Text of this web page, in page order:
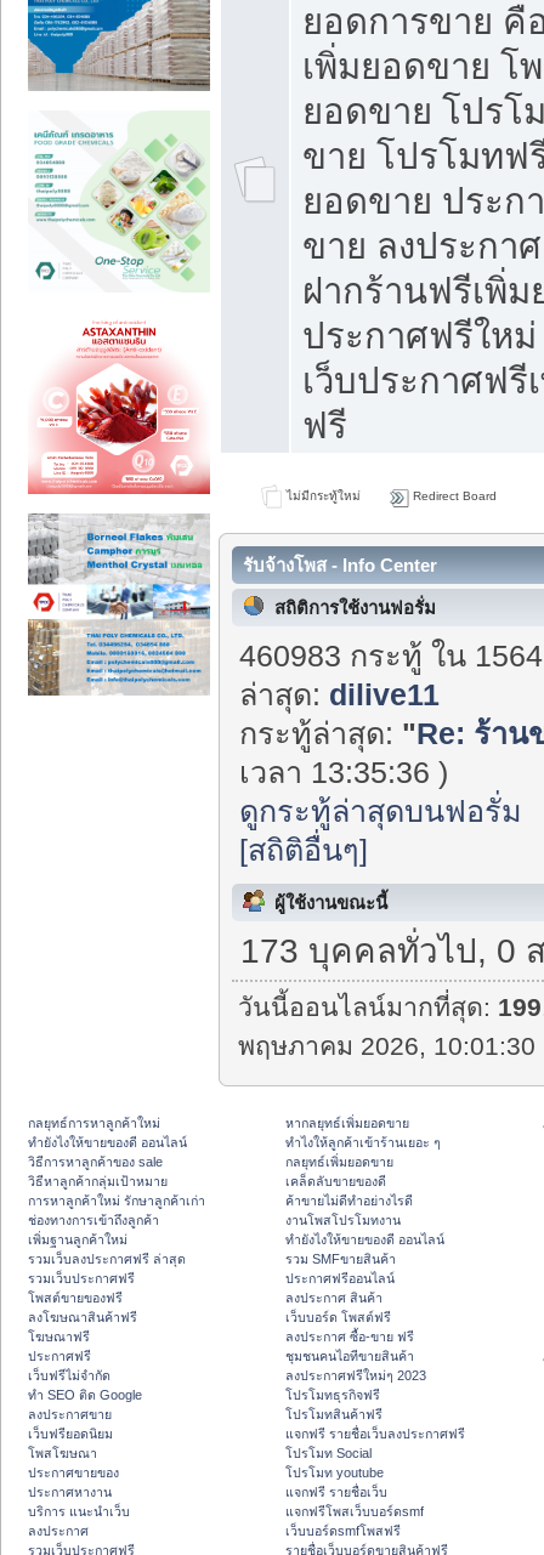
ยอดการขาย คื
เพิ่มยอดขาย โ
ยอดขาย โปรโ
ขาย โปรโมทฟ
ยอดขาย ประก
ขาย ลงประกา
ฝากร้านฟรีเพิ่ม
ประกาศฟรีให
เว็บประกาศฟรี
ฟรี
ไม่มีกระทู้ใหม่ Redirect Board
รับจ้างโพส - Info Center
สถิติการใช้งานฟอรั่ม
460983 กระทู้ ใน
ล่าสุด: dilive11
กระทู้ล่าสุด: "Re: ร้าน
เวลา 13:35:36 )
ดูกระทู้ล่าสุดบนฟอรั่ม
[สถิติอื่นๆ]
ผู้ใช้งานขณะนี้
173 บุคคลทั่วไป, 0
วันนี้ออนไลน์มากที่สุด: 199
พฤษภาคม 2026, 10:01:30
กลยุทธ์การหาลูกค้าใหม่
ทํายังไงให้ขายของดี ออนไลน์
วิธีการหาลูกค้าของ sale
วิธีหาลูกค้ากลุ่มเป้าหมาย
การหาลูกค้าใหม่ รักษาลูกค้าเก่า
ช่องทางการเข้าถึงลูกค้า
เพิ่มฐานลูกค้าใหม่
รวมเว็บลงประกาศฟรี ล่าสุด
รวมเว็บประกาศฟรี
โพสต์ขายของฟรี
ลงโฆษณาสินค้าฟรี
โฆษณาฟรี
ประกาศฟรี
เว็บฟรีไม่จำกัด
ทำ SEO ติด Google
ลงประกาศขาย
เว็บฟรียอดนิยม
โพสโฆษณา
ประกาศขายของ
ประกาศหางาน
บริการ แนะนำเว็บ
ลงประกาศ
รวมเว็บประกาศฟรี
หากลยุทธ์เพิ่มยอดขาย
ทําไงให้ลูกค้าเข้าร้านเยอะ ๆ
กลยุทธ์เพิ่มยอดขาย
เคล็ดลับขายของดี
ค้าขายไม่ดีทำอย่างไรดี
งานโพสโปรโมทงาน
ทํายังไงให้ขายของดี ออนไลน์
รวม SMFขายสินค้า
ประกาศฟรีออนไลน์
ลงประกาศ สินค้า
เว็บบอร์ด โพสต์ฟรี
ลงประกาศ ซื้อ-ขาย ฟรี
ชุมชนคนไอทีขายสินค้า
ลงประกาศฟรีใหม่ๆ 2023
โปรโมทธุรกิจฟรี
โปรโมทสินค้าฟรี
แจกฟรี รายชื่อเว็บลงประกาศฟรี
โปรโมท Social
โปรโมท youtube
แจกฟรี รายชื่อเว็บ
แจกฟรีโพสเว็บบอร์ดsmf
เว็บบอร์ดsmfโพสฟรี
รายชื่อเว็บบอร์ดขายสินค้าฟรี